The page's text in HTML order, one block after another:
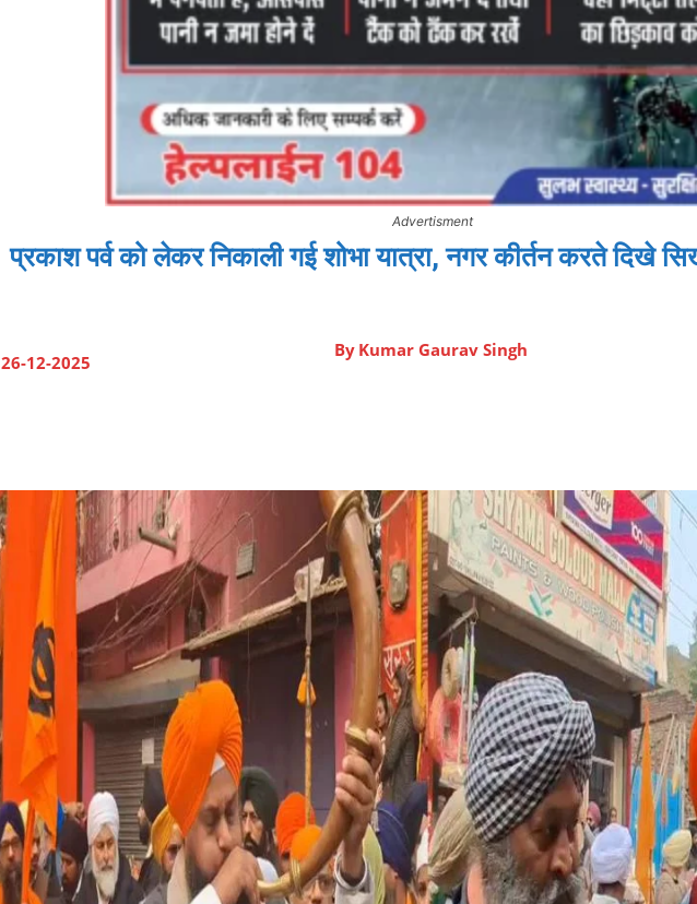
Advertisment
प्रकाश पर्व को लेकर निकाली गई शोभा यात्रा, नगर कीर्तन करते दिखे
26-12-2025
By Kumar Gaurav Singh